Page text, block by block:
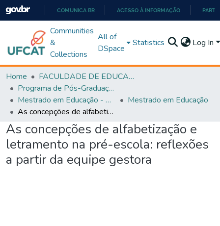
PARA
O
COMUNICA BR ACESSO À INFORMAÇÃO
Communities
&
Collections
All of
DSpace
Statistics Log In
Home
FACULDADE DE EDUCAÇÃO
Programa de Pós-Graduação em Educação (PPGEDUC)
Mestrado em Educação - PPGEDUC
Mestrado em Educação
As concepções de alfabetização e letramento na pré-escola: reflexões a partir da equipe gestora
As concepções de alfabetização e
letramento na pré-escola: reflexões
a partir da equipe gestora